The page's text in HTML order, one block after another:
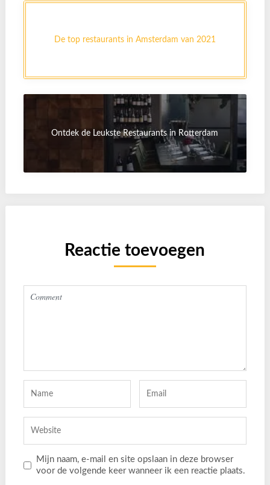
De top restaurants in Amsterdam van 2021
Ontdek de Leukste Restaurants in Rotterdam
Reactie toevoegen
Mijn naam, e-mail en site opslaan in deze browser
voor de volgende keer wanneer ik een reactie plaats.